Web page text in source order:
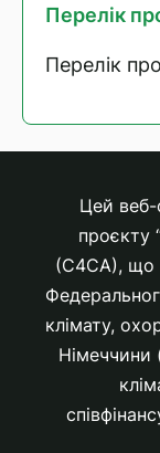
Перелік
Перелік
Цей веб-
проєкту
(C4CA), що
клімату,
Німеччини